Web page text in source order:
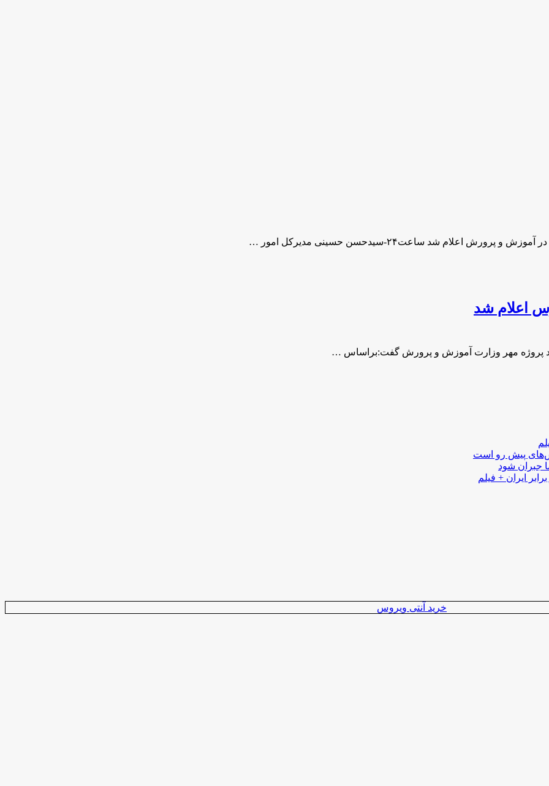
شد ساعت۲۴-سیدحسن حسینی مدیرکل امور …
اعلام شد
پروژه مهر وزارت آموزش و پرورش گفت:براساس …
پیش رو است
جبران شود
ایران + فیلم
خرید آنتی ویروس